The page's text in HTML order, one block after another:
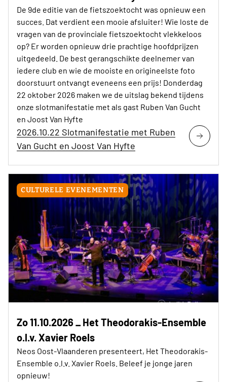
De 9de editie van de fietszoektocht was opnieuw een
succes. Dat verdient een mooie afsluiter! Wie loste de
vragen van de provinciale fietszoektocht vlekkeloos
op? Er worden opnieuw drie prachtige hoofdprijzen
uitgedeeld. De best gerangschikte deelnemer van
iedere club en wie de mooiste en origineelste foto
doorstuurt ontvangt eveneens een prijs! Donderdag
22 oktober 2026 maken we de uitslag bekend tijdens
onze slotmanifestatie met als gast Ruben Van Gucht
en Joost Van Hyfte
2026.10.22 Slotmanifestatie met Ruben
Van Gucht en Joost Van Hyfte
CULTURELE EVENEMENTEN
Zo 11.10.2026 _ Het Theodorakis-Ensemble
o.l.v. Xavier Roels
Neos Oost-Vlaanderen presenteert, Het Theodorakis-
Ensemble o.l.v. Xavier Roels. Beleef je jonge jaren
opnieuw!